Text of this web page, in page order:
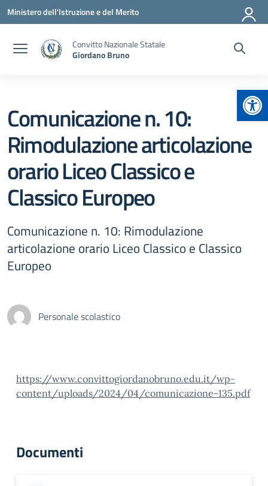
Vai ai contenuti
Vai al menu di navigazione
Vai al footer
Ministero dell'Istruzione e del Merito
Convitto Nazionale Statale
Giordano Bruno
Comunicazione n. 10:
Rimodulazione articolazione
orario Liceo Classico e
Classico Europeo
Comunicazione n. 10: Rimodulazione
articolazione orario Liceo Classico e Classico
Europeo
Personale scolastico
https://www.convittogiordanobruno.edu.it/wp-
content/uploads/2024/04/comunicazione-135.pdf
Documenti